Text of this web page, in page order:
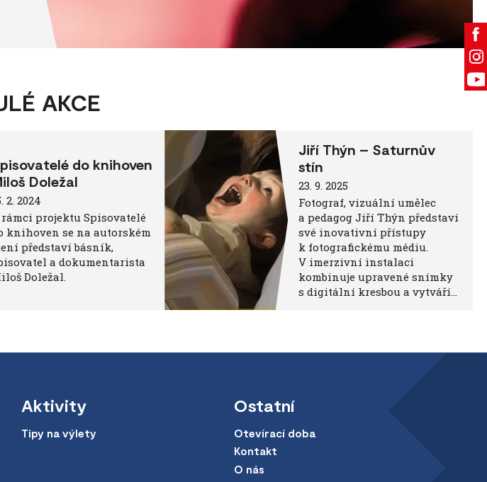
AKCE
do knihoven
Doležal
2. 2024
projektu Spisovatelé
knihoven se na autorském
představí básník,
a dokumentarista
Doležal.
Jiří Thýn – Saturnův
stín
23. 9. 2025
Fotograf, vizuální umělec
a pedagog Jiří Thýn představí
své inovativní přístupy
k fotografickému médiu.
V imerzivní instalaci
kombinuje upravené snímky
s digitální kresbou a vytváří…
Aktivity
Tipy na výlety
Ostatní
Otevírací doba
Kontakt
O nás